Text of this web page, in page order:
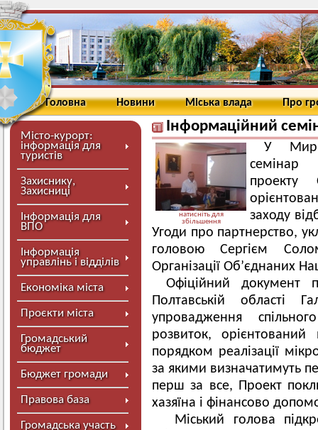
Головна Новини Міська влада Про
Місто-курорт:
інформація для
туристів
Захиснику,
Захисниці
Інформація для
ВПО
Інформація
управлінь і відділів
Економіка міста
Проєкти міста
Громадський
бюджет
Бюджет громади
Правова база
Громадська участь
Інформаційний
натисніть для
збільшення
У
семінар
проекту
заходу
Угоди про партнерство,
головою Сергієм
Організації Об’єднаних
Офіційний документ
Полтавській області
упровадження
розвиток,
порядком реалізації
за якими визначатимуть
перш за все, Проект
хазяїна і фінансово
Міський голова